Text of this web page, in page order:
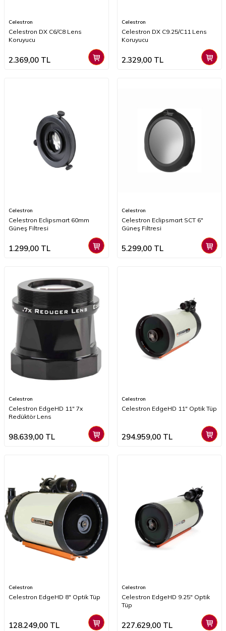
Celestron
Celestron DX C6/C8 Lens
Koruyucu
2.369,00 TL
Celestron
Celestron DX C9.25/C11 Lens
Koruyucu
2.329,00 TL
Celestron
Celestron Eclipsmart 60mm
Güneş Filtresi
1.299,00 TL
Celestron
Celestron Eclipsmart SCT 6"
Güneş Filtresi
5.299,00 TL
Celestron
Celestron EdgeHD 11" 7x
Redüktör Lens
98.639,00 TL
Celestron
Celestron EdgeHD 11" Optik Tüp
294.959,00 TL
Celestron
Celestron EdgeHD 8" Optik Tüp
128.249,00 TL
Celestron
Celestron EdgeHD 9.25" Optik
Tüp
227.629,00 TL